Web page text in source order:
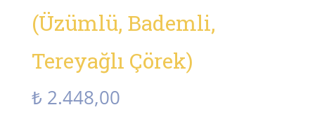
(Üzümlü, Bademli,
Tereyağlı Çörek)
₺ 2.448,00